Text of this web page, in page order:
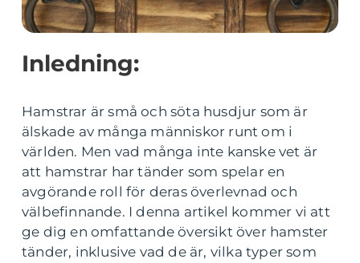
Inledning:
Hamstrar är små och söta husdjur som är
älskade av många människor runt om i
världen. Men vad många inte kanske vet är
att hamstrar har tänder som spelar en
avgörande roll för deras överlevnad och
välbefinnande. I denna artikel kommer vi att
ge dig en omfattande översikt över hamster
tänder, inklusive vad de är, vilka typer som